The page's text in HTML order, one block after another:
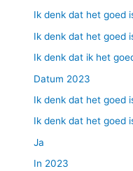
Ik denk dat het goed
Ik denk dat het goed
Ik denk dat ik het
Datum 2023
Ik denk dat het goed
Ik denk dat het goed
Ja
In 2023